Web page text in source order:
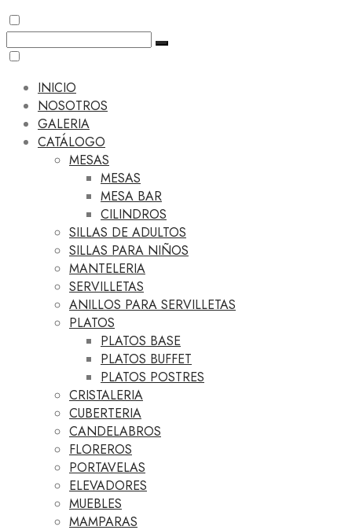
INICIO
NOSOTROS
GALERIA
CATÁLOGO
MESAS
MESAS
MESA BAR
CILINDROS
SILLAS DE ADULTOS
SILLAS PARA NIÑOS
MANTELERIA
SERVILLETAS
ANILLOS PARA SERVILLETAS
PLATOS
PLATOS BASE
PLATOS BUFFET
PLATOS POSTRES
CRISTALERIA
CUBERTERIA
CANDELABROS
FLOREROS
PORTAVELAS
ELEVADORES
MUEBLES
MAMPARAS